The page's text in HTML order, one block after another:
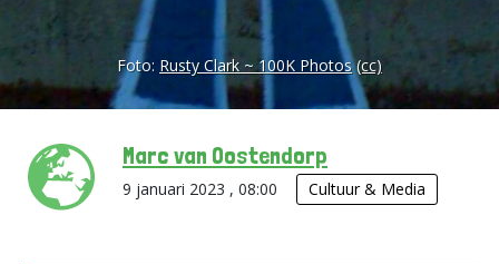
Foto: Rusty Clark ~ 100K Photos (cc)
Marc van Oostendorp
9 januari 2023 , 08:00 Cultuur & Media